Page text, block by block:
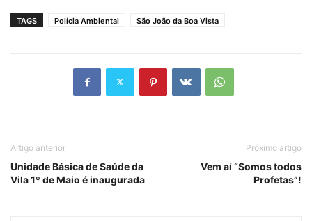
TAGS Polícia Ambiental São João da Boa Vista
Artigo anterior
Unidade Básica de Saúde da
Vila 1º de Maio é inaugurada
Próximo artigo
Vem aí “Somos todos
Profetas”!